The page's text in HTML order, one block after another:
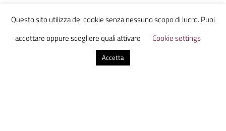
iniziando a sviluppare di conseguenza una certa
indipendenza economica. Essendo il patriarcato
vigente contrario a tale “novità” fu creato un
Questo sito utilizza dei cookie senza nessuno scopo di lucro. Puoi
accettare oppure scegliere quali attivare
Cookie settings
Accetta